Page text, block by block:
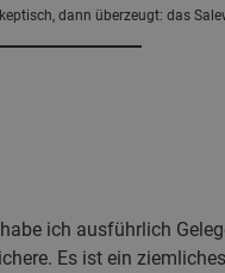
dann überzeugt: das
ich ausführlich
Es ist ein